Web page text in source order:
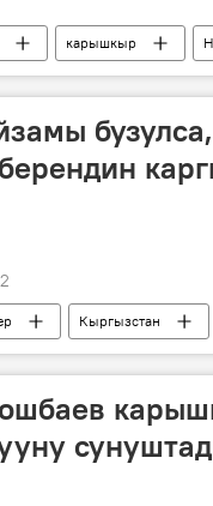
карышкыр
Кыргызстан
жаратылыш